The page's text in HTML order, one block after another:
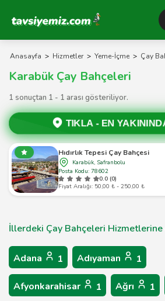
Tavsiyemiz Anasayfa
Anasayfa > Hizmetler > Yeme-İçme > Çay
Karabük Çay Bahçeleri
1 sonuçtan 1 - 1 arası gösteriliyor.
TIKLA - EN
Hıdırlık Tepesi Çay Bahçesi
Karabük, Safranbolu
Posta Kodu: 78602
0.0 (0)
Fiyat Aralığı: 50,00 ₺ - 250,00 ₺
İllerdeki Çay Bahçeleri
Adana 1 Adıyaman 1
Afyonkarahisar 1 Ağrı 1